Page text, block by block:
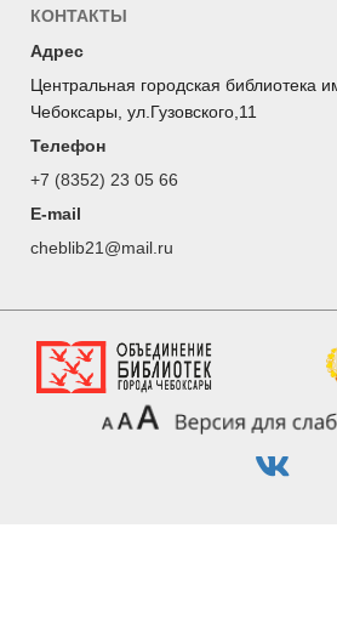
КОНТАКТЫ
Адрес
Центральная городская библиотека
Чебоксары, ул.Гузовского,11
Телефон
+7 (8352) 23 05 66
E-mail
cheblib21@mail.ru